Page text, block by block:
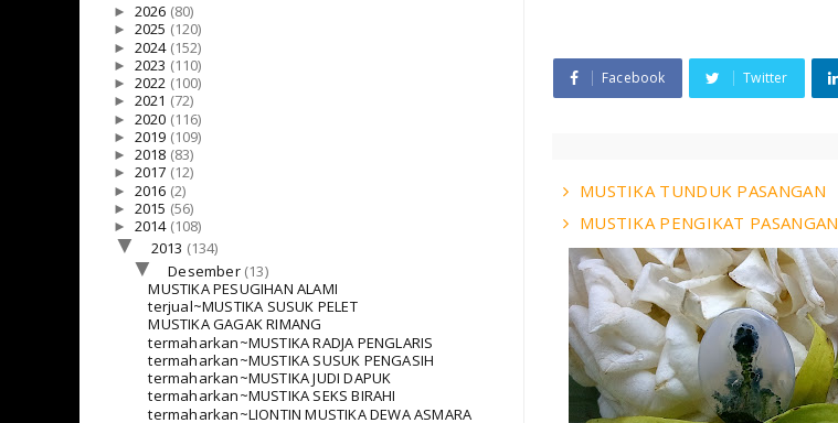
Facebook Twitter
MUSTIKA TUNDUK PASANGAN
MUSTIKA PENGIKAT PASANGAN
► 2026 (80)
► 2025 (120)
► 2024 (152)
► 2023 (110)
► 2022 (100)
► 2021 (72)
► 2020 (116)
► 2019 (109)
► 2018 (83)
► 2017 (12)
► 2016 (2)
► 2015 (56)
► 2014 (108)
▼ 2013 (134)
▼Desember (13)
MUSTIKA PESUGIHAN ALAMI
terjual~MUSTIKA SUSUK PELET
MUSTIKA GAGAK RIMANG
termaharkan~MUSTIKA RADJA PENGLARIS
termaharkan~MUSTIKA SUSUK PENGASIH
termaharkan~MUSTIKA JUDI DAPUK
termaharkan~MUSTIKA SEKS BIRAHI
termaharkan~LIONTIN MUSTIKA DEWA ASMARA